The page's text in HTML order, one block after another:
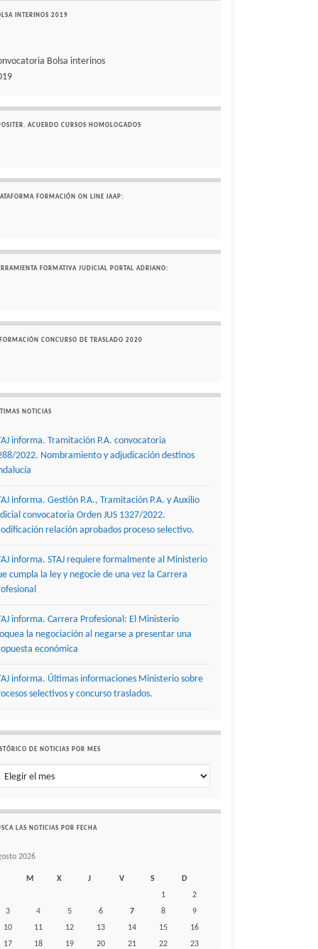
INTERINOS 2019
Bolsa interinos
ACUERDO CURSOS HOMOLOGADOS
FORMACIÓN ON LINE IAAP:
FORMATIVA JUDICIAL PORTAL ADRIANO:
CONCURSO DE TRASLADO 2020
NOTICIAS
informa. Tramitación P.A. convocatoria
2022. Nombramiento y adjudicación destinos
informa. Gestión P.A., Tramitación P.A. y Auxilio
convocatoria Orden JUS 1327/2022.
relación aprobados proceso selectivo.
informa. STAJ requiere formalmente al Ministerio
cumpla la ley y negocie de una vez la Carrera
informa. Carrera Profesional: El Ministerio
la negociación al negarse a presentar una
económica
informa. Últimas informaciones Ministerio sobre
selectivos y concurso traslados.
DE NOTICIAS POR MES
de noticias por mes
LAS NOTICIAS POR FECHA
2026
M X J V S
D
1
2
3
4 5 6 7 8
9
10
11 12 13 14 15
16
17
18 19 20 21 22
23